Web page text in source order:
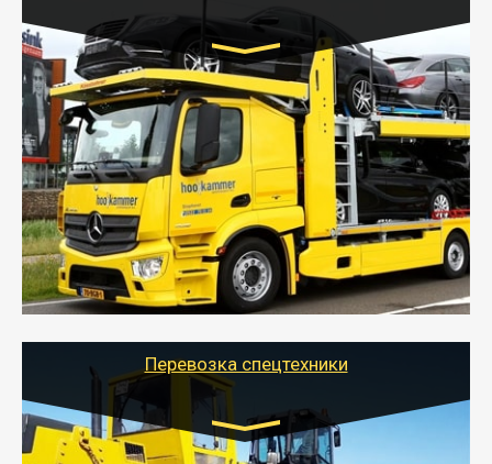
Цена за км. Рассчитывается
индивидуально
- Перевозка автовозом от Тайгер Логистик – это
быстрый и безопасный способ доставить несколько
легковых автомобилей за одну поездку в другой
город.
- Наша транспортная компания организует доставку
машин автовозом, подобрав оптимальный маршрут с
учетом всех особенности по пути следования.
Перевозка спецтехники